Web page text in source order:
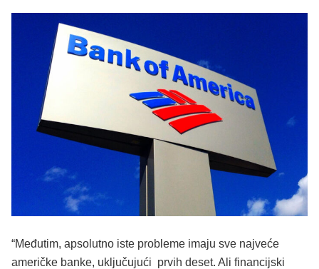
“Međutim, apsolutno iste probleme imaju sve najveće
američke banke, uključujući prvih deset. Ali financijski